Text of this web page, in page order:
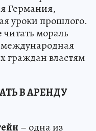
Германия,
уроки прошлого.
мораль
граждан властям
В АРЕНДУ
– одна из